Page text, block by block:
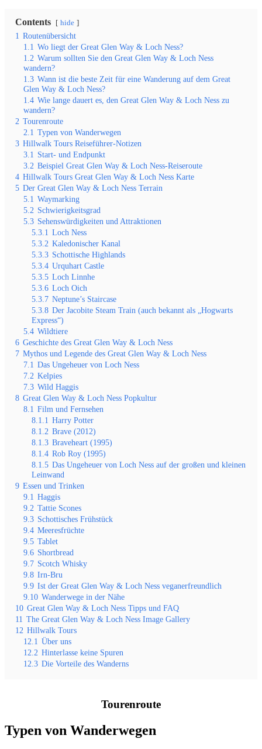
Contents hide
1 Routenübersicht
1.1 Wo liegt der Great Glen Way & Loch Ness?
1.2 Warum sollten Sie den Great Glen Way & Loch Ness
wandern?
1.3 Wann ist die beste Zeit für eine Wanderung auf dem Great
Glen Way & Loch Ness?
1.4 Wie lange dauert es, den Great Glen Way & Loch Ness zu
wandern?
2 Tourenroute
2.1 Typen von Wanderwegen
3 Hillwalk Tours Reiseführer-Notizen
3.1 Start- und Endpunkt
3.2 Beispiel Great Glen Way & Loch Ness-Reiseroute
4 Hillwalk Tours Great Glen Way & Loch Ness Karte
5 Der Great Glen Way & Loch Ness Terrain
5.1 Waymarking
5.2 Schwierigkeitsgrad
5.3 Sehenswürdigkeiten und Attraktionen
5.3.1 Loch Ness
5.3.2 Kaledonischer Kanal
5.3.3 Schottische Highlands
5.3.4 Urquhart Castle
5.3.5 Loch Linnhe
5.3.6 Loch Oich
5.3.7 Neptune’s Staircase
5.3.8 Der Jacobite Steam Train (auch bekannt als „Hogwarts
Express“)
5.4 Wildtiere
6 Geschichte des Great Glen Way & Loch Ness
7 Mythos und Legende des Great Glen Way & Loch Ness
7.1 Das Ungeheuer von Loch Ness
7.2 Kelpies
7.3 Wild Haggis
8 Great Glen Way & Loch Ness Popkultur
8.1 Film und Fernsehen
8.1.1 Harry Potter
8.1.2 Brave (2012)
8.1.3 Braveheart (1995)
8.1.4 Rob Roy (1995)
8.1.5 Das Ungeheuer von Loch Ness auf der großen und kleinen
Leinwand
9 Essen und Trinken
9.1 Haggis
9.2 Tattie Scones
9.3 Schottisches Frühstück
9.4 Meeresfrüchte
9.5 Tablet
9.6 Shortbread
9.7 Scotch Whisky
9.8 Irn-Bru
9.9 Ist der Great Glen Way & Loch Ness veganerfreundlich
9.10 Wanderwege in der Nähe
10 Great Glen Way & Loch Ness Tipps und FAQ
11 The Great Glen Way & Loch Ness Image Gallery
12 Hillwalk Tours
12.1 Über uns
12.2 Hinterlasse keine Spuren
12.3 Die Vorteile des Wanderns
Tourenroute
Typen von Wanderwegen